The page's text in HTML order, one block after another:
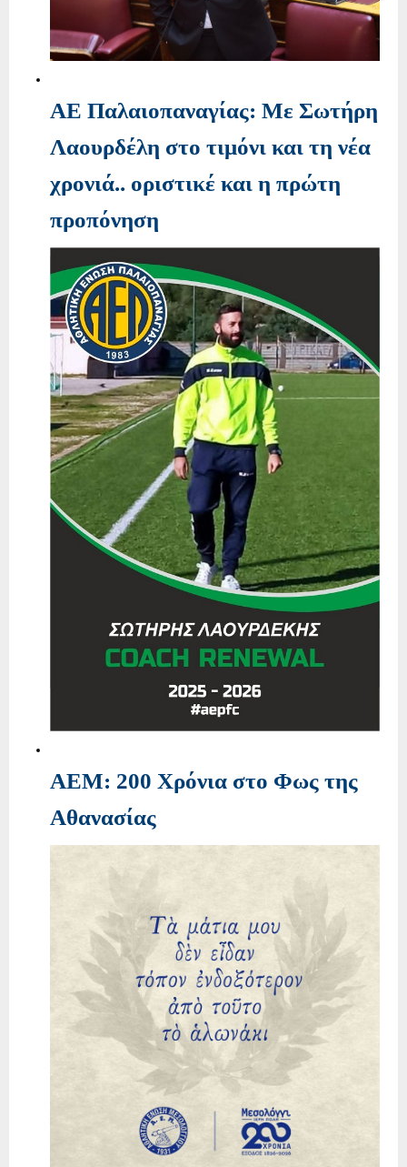
ΑΕ Παλαιοπαναγίας: Με Σωτήρη
Λαουρδέλη στο τιμόνι και τη νέα
χρονιά.. οριστικέ και η πρώτη
προπόνηση
ΑΕM: 200 Χρόνια στο Φως της
Αθανασίας